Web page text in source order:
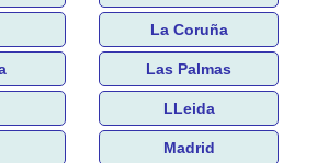
La Coruña
Las Palmas
LLeida
Madrid